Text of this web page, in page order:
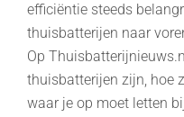
efficiëntie steeds
thuisbatterijen naar
Op
thuisbatterijen zijn, hoe
waar je op moet letten